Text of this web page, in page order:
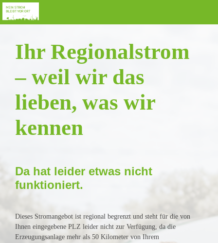
Ihr Regionalstrom
– weil wir das
lieben, was wir
kennen
Da hat leider etwas nicht
funktioniert.
Dieses Stromangebot ist regional begrenzt und steht für die von
Ihnen eingegebene PLZ leider nicht zur Verfügung, da die
Erzeugungsanlage mehr als 50 Kilometer von Ihrem